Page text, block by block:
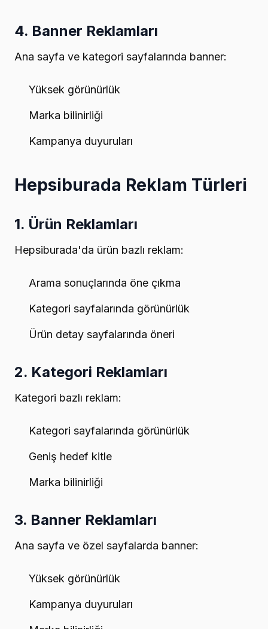
4. Banner Reklamları
Ana sayfa ve kategori sayfalarında banner:
Yüksek görünürlük
Marka bilinirliği
Kampanya duyuruları
Hepsiburada Reklam Türleri
1. Ürün Reklamları
Hepsiburada'da ürün bazlı reklam:
Arama sonuçlarında öne çıkma
Kategori sayfalarında görünürlük
Ürün detay sayfalarında öneri
2. Kategori Reklamları
Kategori bazlı reklam:
Kategori sayfalarında görünürlük
Geniş hedef kitle
Marka bilinirliği
3. Banner Reklamları
Ana sayfa ve özel sayfalarda banner:
Yüksek görünürlük
Kampanya duyuruları